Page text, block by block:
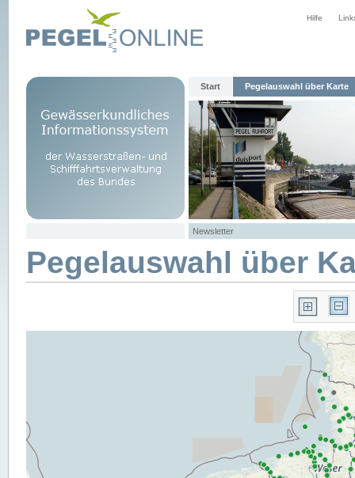
Hilfe
Start Pegelauswahl über Karte
Newsletter
Pegelauswahl über